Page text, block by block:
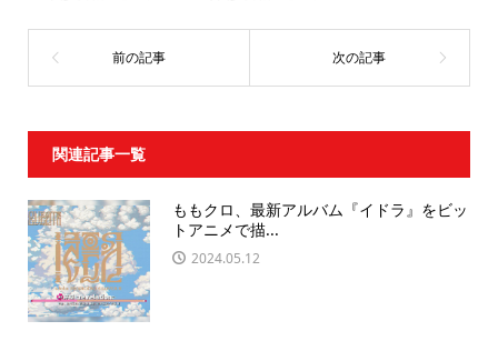
関連記事一覧
ももクロ、最新アルバム『イドラ』をビッ
トアニメで描...
2024.05.12